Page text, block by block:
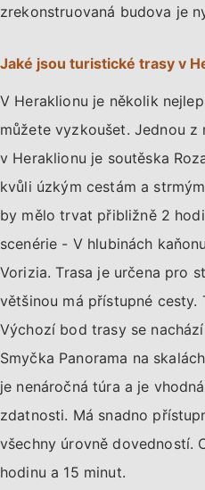
zrekonstruovaná budova je
Jaké jsou turistické trasy v
V Heraklionu je několik
můžete vyzkoušet. Jednou
v Heraklionu je soutěska
kvůli úzkým cestám a
by mělo trvat přibližně 2
scenérie - V hlubinách
Vorizia. Trasa je určena pro
většinou má přístupné cesty.
Výchozí bod trasy se
Smyčka Panorama na
je nenáročná túra a je
zdatnosti. Má snadno
všechny úrovně dovedností.
hodinu a 15 minut.